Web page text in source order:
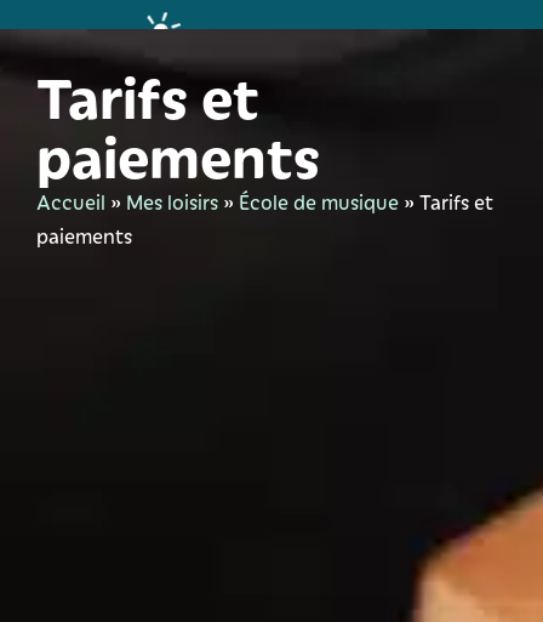
principal
Tarifs et
paiements
Accueil » Mes loisirs » École de musique » Tarifs et
paiements